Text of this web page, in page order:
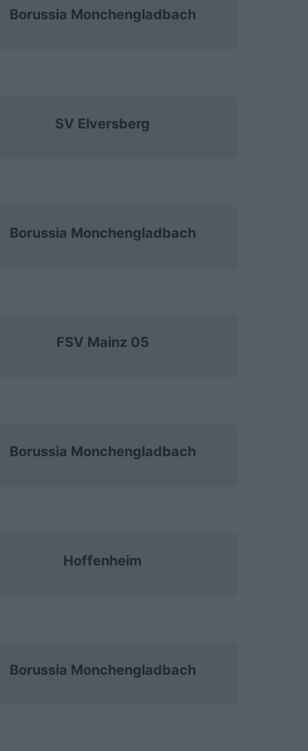
Borussia Monchengladbach
SV Elversberg
Borussia Monchengladbach
FSV Mainz 05
Borussia Monchengladbach
Hoffenheim
Borussia Monchengladbach